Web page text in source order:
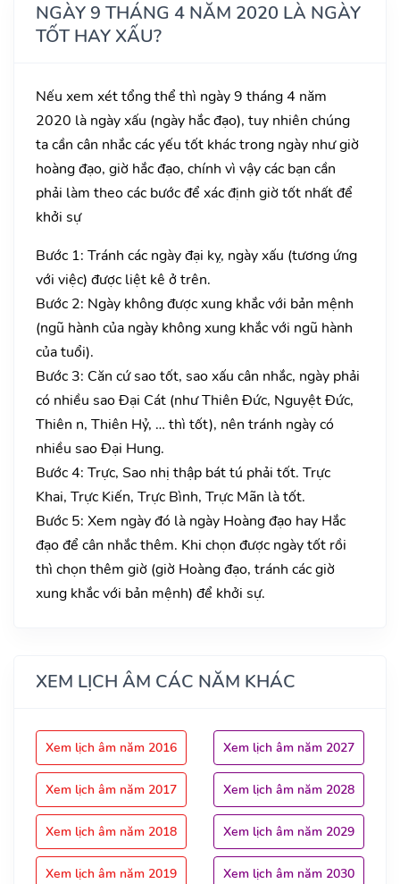
NGÀY 9 THÁNG 4 NĂM 2020 LÀ NGÀY
TỐT HAY XẤU?
Nếu xem xét tổng thể thì ngày 9 tháng 4 năm
2020 là ngày xấu (ngày hắc đạo), tuy nhiên chúng
ta cần cân nhắc các yếu tốt khác trong ngày như giờ
hoàng đạo, giờ hắc đạo, chính vì vậy các bạn cần
phải làm theo các bước để xác định giờ tốt nhất để
khởi sự
Bước 1: Tránh các ngày đại kỵ, ngày xấu (tương ứng
với việc) được liệt kê ở trên.
Bước 2: Ngày không được xung khắc với bản mệnh
(ngũ hành của ngày không xung khắc với ngũ hành
của tuổi).
Bước 3: Căn cứ sao tốt, sao xấu cân nhắc, ngày phải
có nhiều sao Đại Cát (như Thiên Đức, Nguyệt Đức,
Thiên n, Thiên Hỷ, … thì tốt), nên tránh ngày có
nhiều sao Đại Hung.
Bước 4: Trực, Sao nhị thập bát tú phải tốt. Trực
Khai, Trực Kiến, Trực Bình, Trực Mãn là tốt.
Bước 5: Xem ngày đó là ngày Hoàng đạo hay Hắc
đạo để cân nhắc thêm. Khi chọn được ngày tốt rồi
thì chọn thêm giờ (giờ Hoàng đạo, tránh các giờ
xung khắc với bản mệnh) để khởi sự.
XEM LỊCH ÂM CÁC NĂM KHÁC
Xem lịch âm năm 2016
Xem lịch âm năm 2017
Xem lịch âm năm 2018
Xem lịch âm năm 2019
Xem lịch âm năm 2027
Xem lịch âm năm 2028
Xem lịch âm năm 2029
Xem lịch âm năm 2030